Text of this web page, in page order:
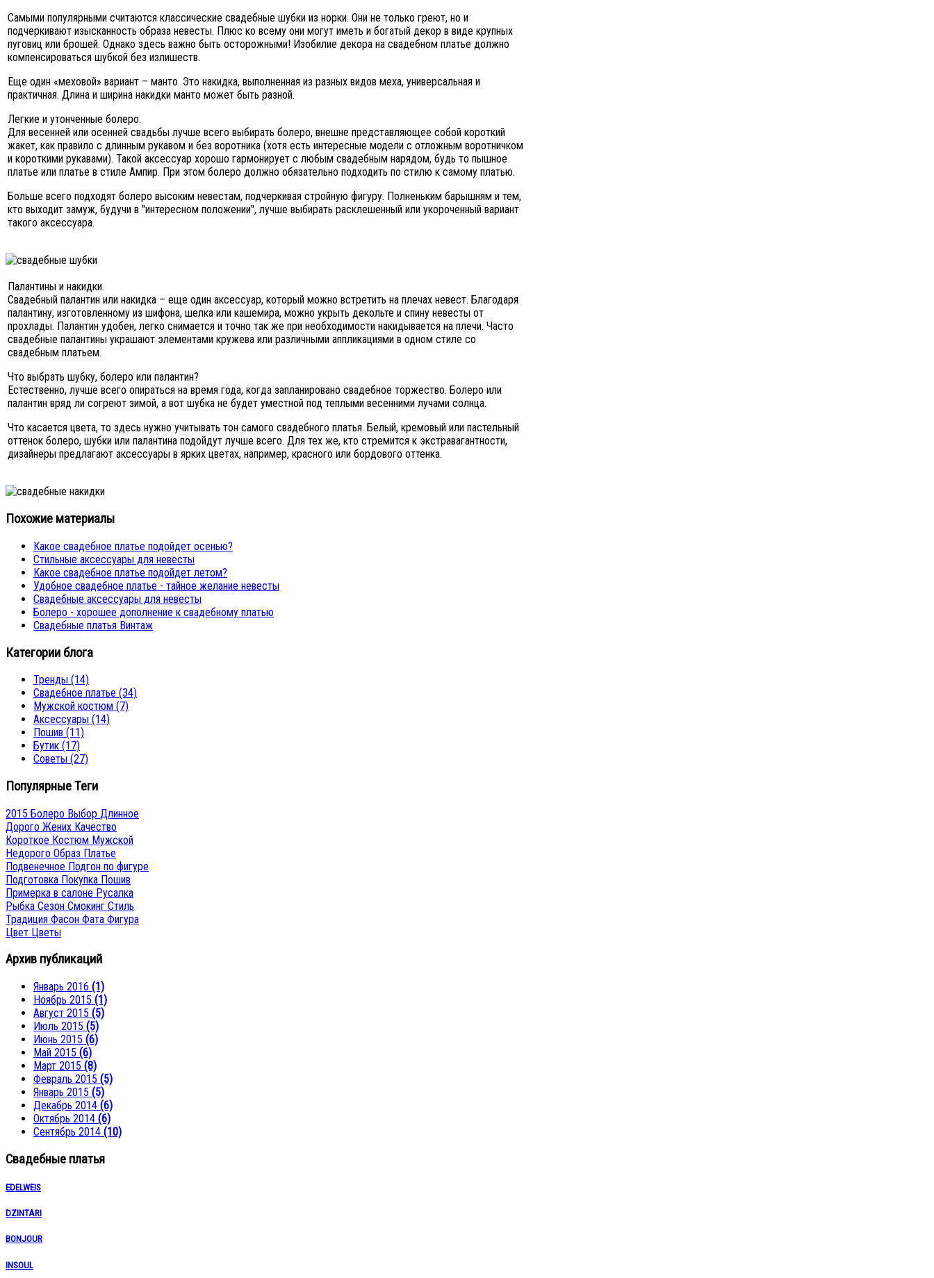
Самыми популярными считаются классические свадебные шубки из норки. Они не только греют, но и
подчеркивают изысканность образа невесты. Плюс ко всему они могут иметь и богатый декор в виде крупных
пуговиц или брошей. Однако здесь важно быть осторожными! Изобилие декора на свадебном платье должно
компенсироваться шубкой без излишеств.
Еще один «меховой» вариант – манто. Это накидка, выполненная из разных видов меха, универсальная и
практичная. Длина и ширина накидки манто может быть разной.
Легкие и утонченные болеро.
Для весенней или осенней свадьбы лучше всего выбирать болеро, внешне представляющее собой короткий
жакет, как правило с длинным рукавом и без воротника (хотя есть интересные модели с отложным воротничком
и короткими рукавами). Такой аксессуар хорошо гармонирует с любым свадебным нарядом, будь то пышное
платье или платье в стиле Ампир. При этом болеро должно обязательно подходить по стилю к самому платью.
Больше всего подходят болеро высоким невестам, подчеркивая стройную фигуру. Полненьким барышням и тем,
кто выходит замуж, будучи в "интересном положении", лучше выбирать расклешенный или укороченный вариант
такого аксессуара.
Палантины и накидки.
Свадебный палантин или накидка – еще один аксессуар, который можно встретить на плечах невест. Благодаря
палантину, изготовленному из шифона, шелка или кашемира, можно укрыть декольте и спину невесты от
прохлады. Палантин удобен, легко снимается и точно так же при необходимости накидывается на плечи. Часто
свадебные палантины украшают элементами кружева или различными аппликациями в одном стиле со
свадебным платьем.
Что выбрать шубку, болеро или палантин?
Естественно, лучше всего опираться на время года, когда запланировано свадебное торжество. Болеро или
палантин вряд ли согреют зимой, а вот шубка не будет уместной под теплыми весенними лучами солнца.
Что касается цвета, то здесь нужно учитывать тон самого свадебного платья. Белый, кремовый или пастельный
оттенок болеро, шубки или палантина подойдут лучше всего. Для тех же, кто стремится к экстравагантности,
дизайнеры предлагают аксессуары в ярких цветах, например, красного или бордового оттенка.
Похожие материалы
Какое свадебное платье подойдет осенью?
Стильные аксессуары для невесты
Какое свадебное платье подойдет летом?
Удобное свадебное платье - тайное желание невесты
Свадебные аксессуары для невесты
Болеро - хорошее дополнение к свадебному платью
Свадебные платья Винтаж
Категории блога
Тренды (14)
Свадебное платье (34)
Мужской костюм (7)
Аксессуары (14)
Пошив (11)
Бутик (17)
Советы (27)
Популярные Теги
2015 Болеро Выбор Длинное
Дорого Жених Качество
Короткое Костюм Мужской
Недорого Образ Платье
Подвенечное Подгон по фигуре
Подготовка Покупка Пошив
Примерка в салоне Русалка
Рыбка Сезон Смокинг Стиль
Традиция Фасон Фата Фигура
Цвет Цветы
Архив публикаций
Январь 2016 (1)
Ноябрь 2015 (1)
Август 2015 (5)
Июль 2015 (5)
Июнь 2015 (6)
Май 2015 (6)
Март 2015 (8)
Февраль 2015 (5)
Январь 2015 (5)
Декабрь 2014 (6)
Октябрь 2014 (6)
Сентябрь 2014 (10)
Свадебные платья
EDELWEIS
DZINTARI
BONJOUR
INSOUL